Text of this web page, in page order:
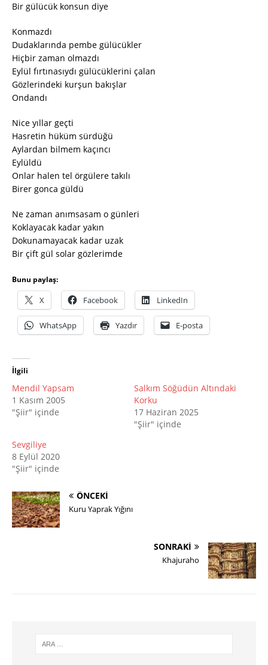
Bir gülücük konsun diye
Konmazdı
Dudaklarında pembe gülücükler
Hiçbir zaman olmazdı
Eylül fırtınasıydı gülücüklerini çalan
Gözlerindeki kurşun bakışlar
Ondandı
Nice yıllar geçti
Hasretin hüküm sürdüğü
Aylardan bilmem kaçıncı
Eylüldü
Onlar halen tel örgülere takılı
Birer gonca güldü
Ne zaman anımsasam o günleri
Koklayacak kadar yakın
Dokunamayacak kadar uzak
Bir çift gül solar gözlerimde
Bunu paylaş:
X Facebook LinkedIn
WhatsApp Yazdır E-posta
İlgili
Mendil Yapsam
1 Kasım 2005
"Şiir" içinde
Salkım Söğüdün Altındaki
Korku
17 Haziran 2025
"Şiir" içinde
Sevgiliye
8 Eylül 2020
"Şiir" içinde
ÖNCEKI
Kuru Yaprak Yığını
SONRAKI
Khajuraho